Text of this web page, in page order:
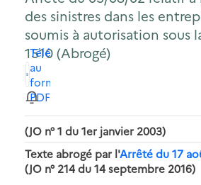
des sinistres dans les
soumis à autorisation sous
1510 (Abrogé)
Télécharger
au
format
PDF
(JO n° 1 du 1er janvier 2003)
Texte abrogé par l'Arrêté du 17
(JO n° 214 du 14 septembre 2016)